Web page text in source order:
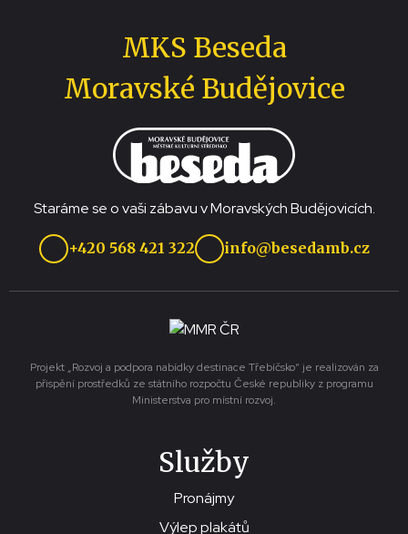
MKS Beseda
Moravské Budějovice
Staráme se o vaši zábavu v Moravských Budějovicích.
+420 568 421 322 info@besedamb.cz
Projekt „Rozvoj a podpora nabídky destinace Třebíčsko“ je realizován za
přispění prostředků ze státního rozpočtu České republiky z programu
Ministerstva pro místní rozvoj.
Služby
Pronájmy
Výlep plakátů